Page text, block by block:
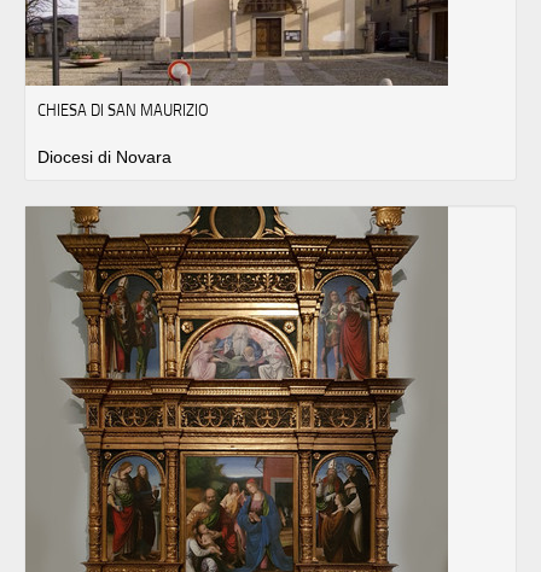
CHIESA DI SAN MAURIZIO
Diocesi di Novara